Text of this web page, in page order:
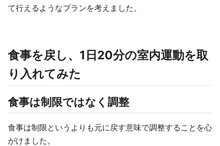
て行えるようなプランを考えました。
食事を戻し、1日20分の室内運動を取
り入れてみた
食事は制限ではなく調整
食事は制限というよりも元に戻す意味で調整することを心
がけました。